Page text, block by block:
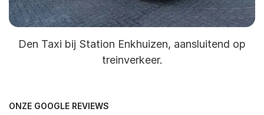
Den Taxi bij Station Enkhuizen, aansluitend op
treinverkeer.
ONZE GOOGLE REVIEWS